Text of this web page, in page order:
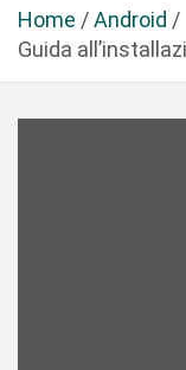
Home
Android
Guida